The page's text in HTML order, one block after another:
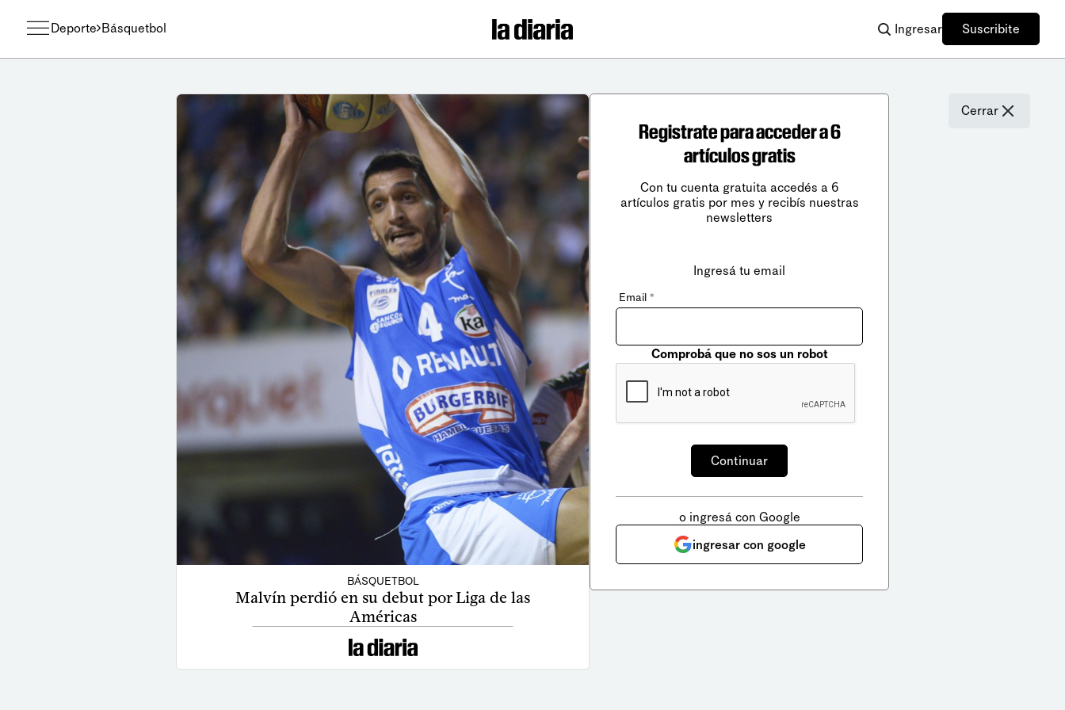
Deporte Básquetbol Ingresar Suscribite
BÁSQUETBOL
Malvín perdió en su debut por Liga de las
Américas
Cerrar
Registrate para acceder a 6
artículos gratis
Con tu cuenta gratuita accedés a 6
artículos gratis por mes y recibís nuestras
newsletters
Ingresá tu email
Email *
Comprobá que no sos un robot
o ingresá con Google
ingresar con google